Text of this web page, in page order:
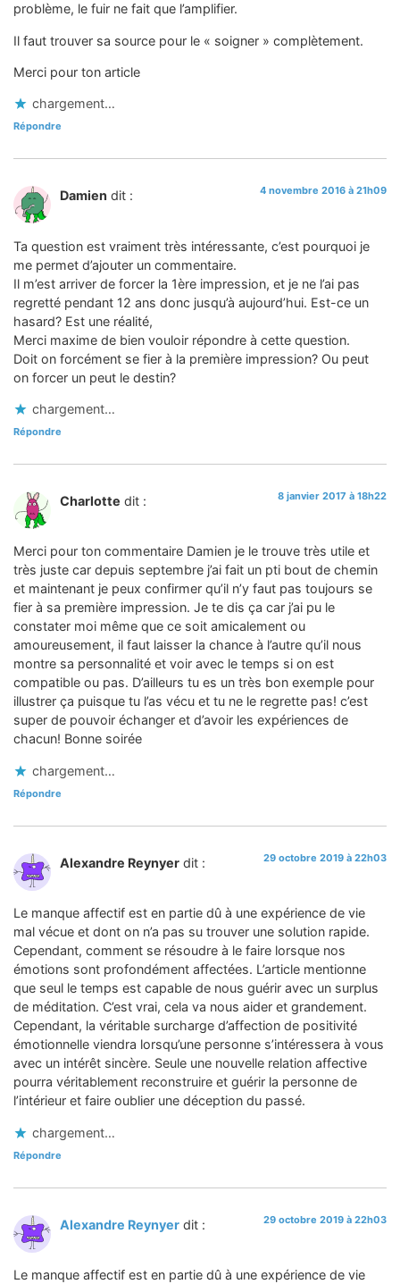
problème, le fuir ne fait que l’amplifier.
Il faut trouver sa source pour le « soigner » complètement.
Merci pour ton article
chargement…
Répondre
Damien dit : 4 novembre 2016 à 21h09
Ta question est vraiment très intéressante, c’est pourquoi je
me permet d’ajouter un commentaire.
Il m’est arriver de forcer la 1ère impression, et je ne l’ai pas
regretté pendant 12 ans donc jusqu’à aujourd’hui. Est-ce un
hasard? Est une réalité,
Merci maxime de bien vouloir répondre à cette question.
Doit on forcément se fier à la première impression? Ou peut
on forcer un peut le destin?
chargement…
Répondre
Charlotte dit : 8 janvier 2017 à 18h22
Merci pour ton commentaire Damien je le trouve très utile et
très juste car depuis septembre j’ai fait un pti bout de chemin
et maintenant je peux confirmer qu’il n’y faut pas toujours se
fier à sa première impression. Je te dis ça car j’ai pu le
constater moi même que ce soit amicalement ou
amoureusement, il faut laisser la chance à l’autre qu’il nous
montre sa personnalité et voir avec le temps si on est
compatible ou pas. D’ailleurs tu es un très bon exemple pour
illustrer ça puisque tu l’as vécu et tu ne le regrette pas! c’est
super de pouvoir échanger et d’avoir les expériences de
chacun! Bonne soirée
chargement…
Répondre
Alexandre Reynyer dit : 29 octobre 2019 à 22h03
Le manque affectif est en partie dû à une expérience de vie
mal vécue et dont on n’a pas su trouver une solution rapide.
Cependant, comment se résoudre à le faire lorsque nos
émotions sont profondément affectées. L’article mentionne
que seul le temps est capable de nous guérir avec un surplus
de méditation. C’est vrai, cela va nous aider et grandement.
Cependant, la véritable surcharge d’affection de positivité
émotionnelle viendra lorsqu’une personne s’intéressera à vous
avec un intérêt sincère. Seule une nouvelle relation affective
pourra véritablement reconstruire et guérir la personne de
l’intérieur et faire oublier une déception du passé.
chargement…
Répondre
Alexandre Reynyer dit : 29 octobre 2019 à 22h03
Le manque affectif est en partie dû à une expérience de vie